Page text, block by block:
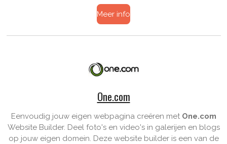
Meer info
One.com
Eenvoudig jouw eigen webpagina creëren met One.com
Website Builder. Deel foto's en video's in galerijen en blogs
op jouw eigen domein. Deze website builder is een van de